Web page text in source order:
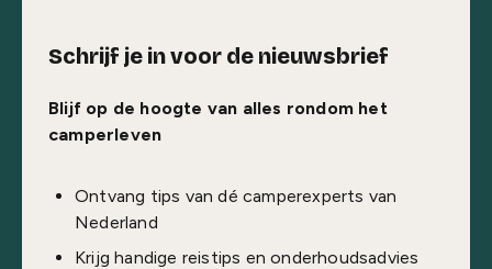
Schrijf je in voor de nieuwsbrief
Blijf op de hoogte van alles rondom het
camperleven
Ontvang tips van dé camperexperts van
Nederland
Krijg handige reistips en onderhoudsadvies